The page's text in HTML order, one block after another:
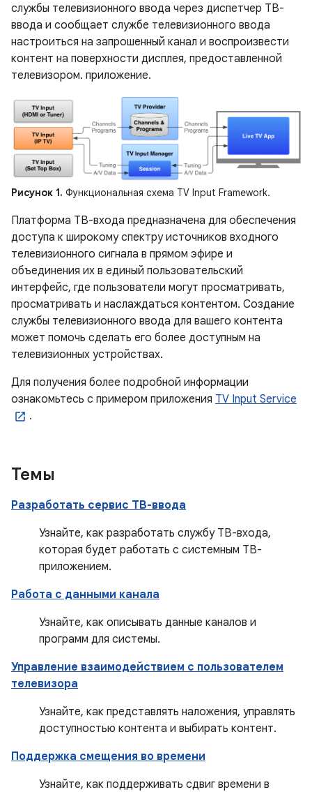
службы телевизионного ввода через диспетчер ТВ-
ввода и сообщает службе телевизионного ввода
настроиться на запрошенный канал и воспроизвести
контент на поверхности дисплея, предоставленной
телевизором. приложение.
Рисунок 1. Функциональная схема TV Input Framework.
Платформа ТВ-входа предназначена для обеспечения
доступа к широкому спектру источников входного
телевизионного сигнала в прямом эфире и
объединения их в единый пользовательский
интерфейс, где пользователи могут просматривать,
просматривать и наслаждаться контентом. Создание
службы телевизионного ввода для вашего контента
может помочь сделать его более доступным на
телевизионных устройствах.
Для получения более подробной информации
ознакомьтесь с примером приложения TV Input Service
.
Темы
Разработать сервис ТВ-ввода
Узнайте, как разработать службу ТВ-входа,
которая будет работать с системным ТВ-
приложением.
Работа с данными канала
Узнайте, как описывать данные каналов и
программ для системы.
Управление взаимодействием с пользователем
телевизора
Узнайте, как представлять наложения, управлять
доступностью контента и выбирать контент.
Поддержка смещения во времени
Узнайте, как поддерживать сдвиг времени в